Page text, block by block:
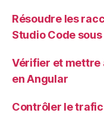
Résoudre les
Studio Code
Vérifier et mettre
en Angular
Contrôler le